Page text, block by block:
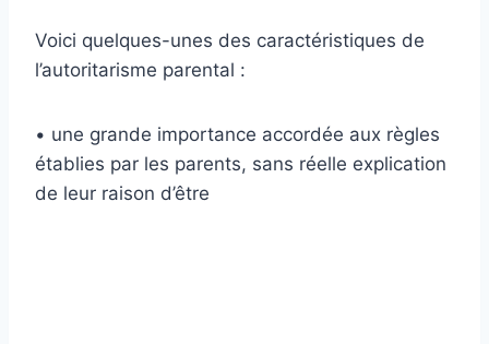
Voici quelques-unes des caractéristiques de
l’autoritarisme parental :
• une grande importance accordée aux règles
établies par les parents, sans réelle explication
de leur raison d’être